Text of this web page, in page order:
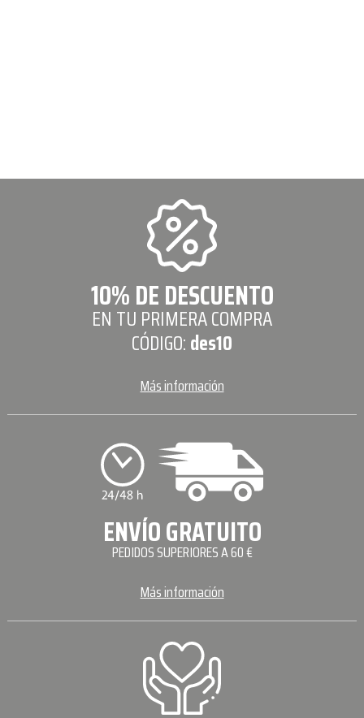
10% DE DESCUENTO
EN TU PRIMERA COMPRA
CÓDIGO:des10
Más información
ENVÍO GRATUITO
PEDIDOS SUPERIORES A 60 €
Más información